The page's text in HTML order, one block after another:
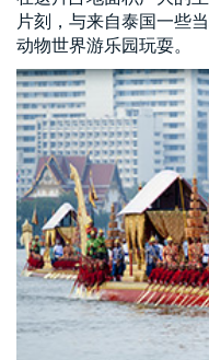
片刻，与来自泰国一些
动物世界游乐园玩耍。